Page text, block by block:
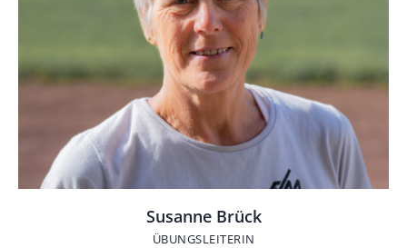
Susanne Brück
ÜBUNGSLEITERIN